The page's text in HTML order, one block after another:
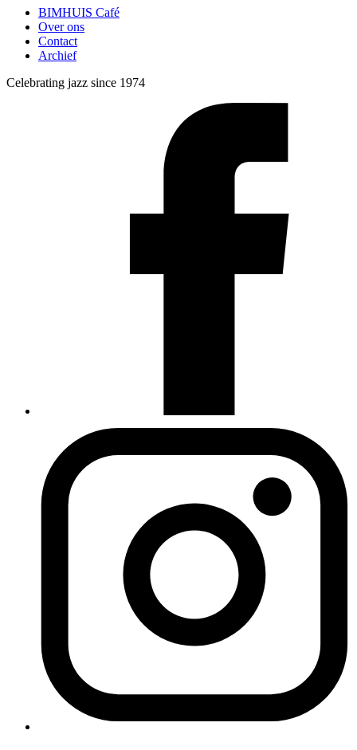
BIMHUIS Café
Over ons
Contact
Archief
Celebrating jazz since 1974